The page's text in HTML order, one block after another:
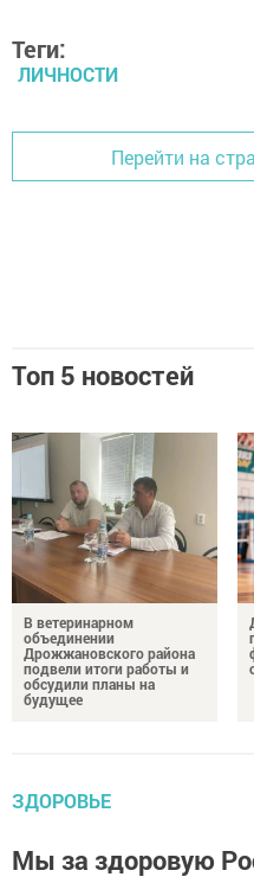
Теги:
ЛИЧНОСТИ
Перейти на
Топ 5 новостей
В ветеринарном
объединении
Дрожжановского района
подвели итоги работы и
обсудили планы на
будущее
ЗДОРОВЬЕ
Мы за здоровую